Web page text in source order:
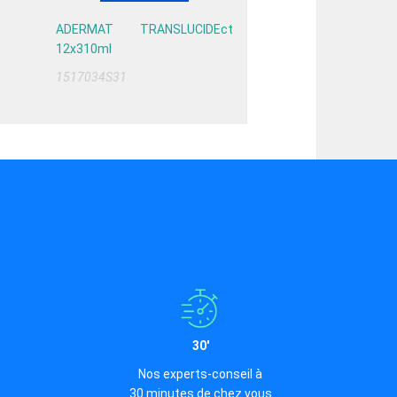
ADERMAT TRANSLUCIDEct
12x310ml
1517034S31
30'
Nos experts-conseil à
30 minutes de chez vous